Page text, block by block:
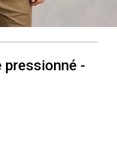
pressionné -